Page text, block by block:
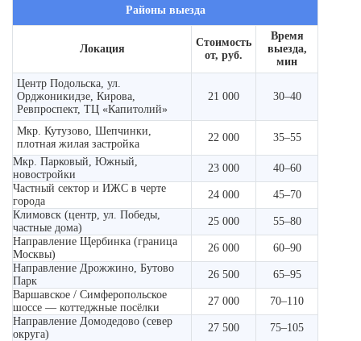
Районы выезда
Локация
Стоимость
от, руб.
Время
выезда,
мин
Центр Подольска, ул.
Орджоникидзе, Кирова,
Ревпроспект, ТЦ «Капитолий»
21 000 30–40
Мкр. Кутузово, Шепчинки,
плотная жилая застройка
22 000
35–55
Мкр. Парковый, Южный,
новостройки
23 000
40–60
Частный сектор и ИЖС в черте
города
24 000
45–70
Климовск (центр, ул. Победы,
частные дома)
25 000
55–80
Направление Щербинка (граница
Москвы)
26 000
60–90
Направление Дрожжино, Бутово
Парк
26 500
65–95
Варшавское / Симферопольское
шоссе — коттеджные посёлки
27 000
70–110
Направление Домодедово (север
округа)
27 500
75–105